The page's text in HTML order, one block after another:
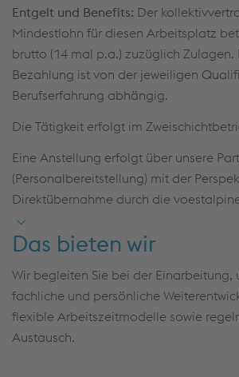
Sie arbeiten
großen Wert auf Sicherheit
Entgelt und Benefits: Der
Mindestlohn für diesen Arbeitsplatz
brutto (14 mal p.a.) zuzüglich
Bezahlung ist von der jeweiligen
Berufserfahrung abhängig.
Die Tätigkeit erfolgt im
Eine Anstellung erfolgt über unsere
(Personalbereitstellung) mit der
Direktübernahme durch die
Das bieten wir
Wir begleiten Sie bei der Einarbeitung,
fachliche und persönliche
flexible Arbeitszeitmodelle sowie
Austausch.